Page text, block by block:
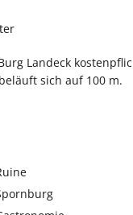
Landeck
sich auf 100 m.